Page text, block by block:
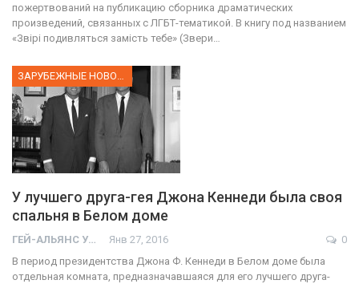
пожертвований на публикацию сборника драматических
произведений, связанных с ЛГБТ-тематикой. В книгу под названием
«Звірі подивляться замість тебе» (Звери…
У лучшего друга-гея Джона Кеннеди была своя
спальня в Белом доме
ГЕЙ-АЛЬЯНС УКРАИНА Янв 27, 2016
0
В период президентства Джона Ф. Кеннеди в Белом доме была
отдельная комната, предназначавшаяся для его лучшего друга-